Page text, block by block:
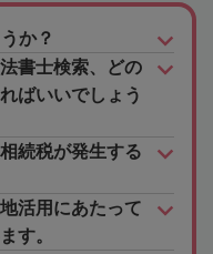
か？
書士検索、どの
ばいいでしょう
続税が発生する
活用にあたって
す。